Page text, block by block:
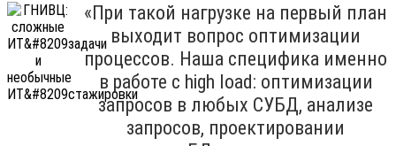
«При такой нагрузке на первый план
выходит вопрос оптимизации
процессов. Наша специфика именно
в работе с high load: оптимизации
запросов в любых СУБД, анализе
запросов, проектировании